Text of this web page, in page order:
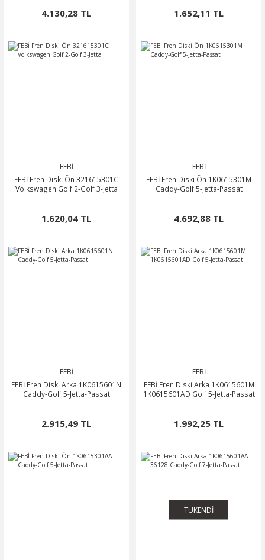
4.130,28 TL 1.652,11 TL
FEBİ
FEBİ Fren Diski Ön 321615301C
Volkswagen Golf 2-Golf 3-Jetta
1.620,04 TL
FEBİ
FEBİ Fren Diski Ön 1K0615301M
Caddy-Golf 5-Jetta-Passat
4.692,88 TL
FEBİ
FEBİ Fren Diski Arka 1K0615601N
Caddy-Golf 5-Jetta-Passat
2.915,49 TL
FEBİ
FEBİ Fren Diski Arka 1K0615601M
1K0615601AD Golf 5-Jetta-Passat
1.992,25 TL
TÜKENDİ